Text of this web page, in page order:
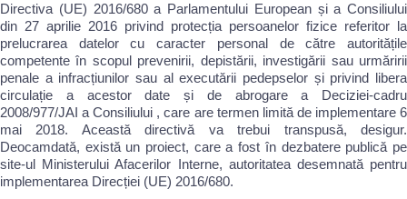
Directiva (UE) 2016/680 a Parlamentului European și a Consiliului
din 27 aprilie 2016 privind protecția persoanelor fizice referitor la
prelucrarea datelor cu caracter personal de către autoritățile
competente în scopul prevenirii, depistării, investigării sau urmăririi
penale a infracțiunilor sau al executării pedepselor și privind libera
circulație a acestor date și de abrogare a Deciziei-cadru
2008/977/JAI a Consiliului , care are termen limită de implementare 6
mai 2018. Această directivă va trebui transpusă, desigur.
Deocamdată, există un proiect, care a fost în dezbatere publică pe
site-ul Ministerului Afacerilor Interne, autoritatea desemnată pentru
implementarea Direcției (UE) 2016/680.